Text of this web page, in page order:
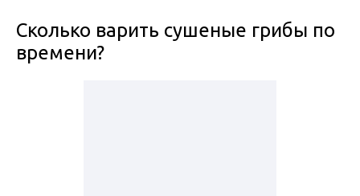
Сколько варить сушеные грибы по
времени?